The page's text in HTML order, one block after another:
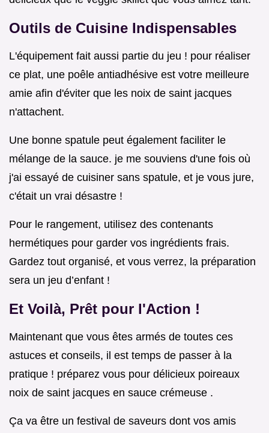
Outils de Cuisine Indispensables
L'équipement fait aussi partie du jeu ! pour réaliser
ce plat, une poêle antiadhésive est votre meilleure
amie afin d'éviter que les noix de saint jacques
n'attachent.
Une bonne spatule peut également faciliter le
mélange de la sauce. je me souviens d'une fois où
j'ai essayé de cuisiner sans spatule, et je vous jure,
c'était un vrai désastre !
Pour le rangement, utilisez des contenants
hermétiques pour garder vos ingrédients frais.
Gardez tout organisé, et vous verrez, la préparation
sera un jeu d’enfant !
Et Voilà, Prêt pour l'Action !
Maintenant que vous êtes armés de toutes ces
astuces et conseils, il est temps de passer à la
pratique ! préparez vous pour délicieux poireaux
noix de saint jacques en sauce crémeuse .
Ça va être un festival de saveurs dont vos amis